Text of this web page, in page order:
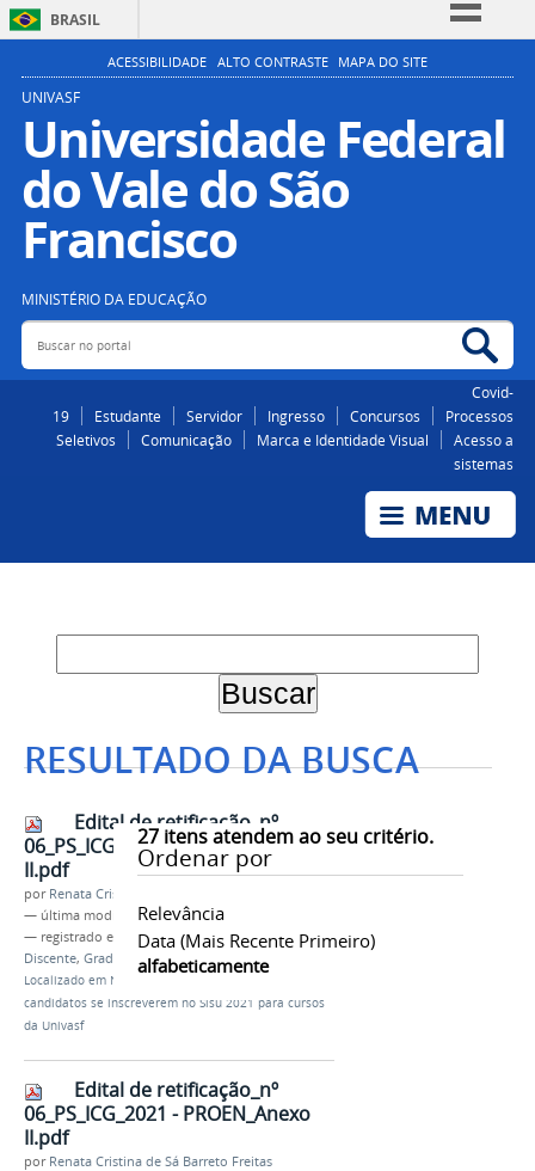
BRASIL
Simplifique!
Participe
Acesso à informação
Legislação
ACESSIBILIDADE ALTO CONTRASTE MAPA DO SITE
UNIVASF
Universidade Federal
do Vale do São
Francisco
MINISTÉRIO DA EDUCAÇÃO
Buscar no portal
Covid-
19
Estudante Servidor Ingresso Concursos
Processos
Seletivos
Comunicação Marca e Identidade Visual
Acesso a
sistemas
RESULTADO DA BUSCA
27itens atendem ao seu critério.
Ordenar por
Relevância
Data (mais Recente Primeiro)
alfabeticamente
Edital de retificação_nº
06_PS_ICG_2021 - PROEN_Anexo
II.pdf
por Renata Cristina de Sá Barreto Freitas
— última modificação 14/04/2021 10h07
— registrado em:
Sisu 2021,PS-ICG 2021,Ingresso
Discente, Graduação
Localizado em Notícias
candidatos se inscreverem no Sisu 2021 para cursos
da Univasf
Edital de retificação_nº
06_PS_ICG_2021 - PROEN_Anexo
II.pdf
por Renata Cristina de Sá Barreto Freitas